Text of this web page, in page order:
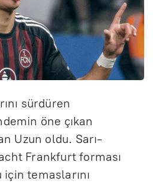
sürdüren
öne çıkan
Uzun oldu. Sarı-
Frankfurt forması
temaslarını